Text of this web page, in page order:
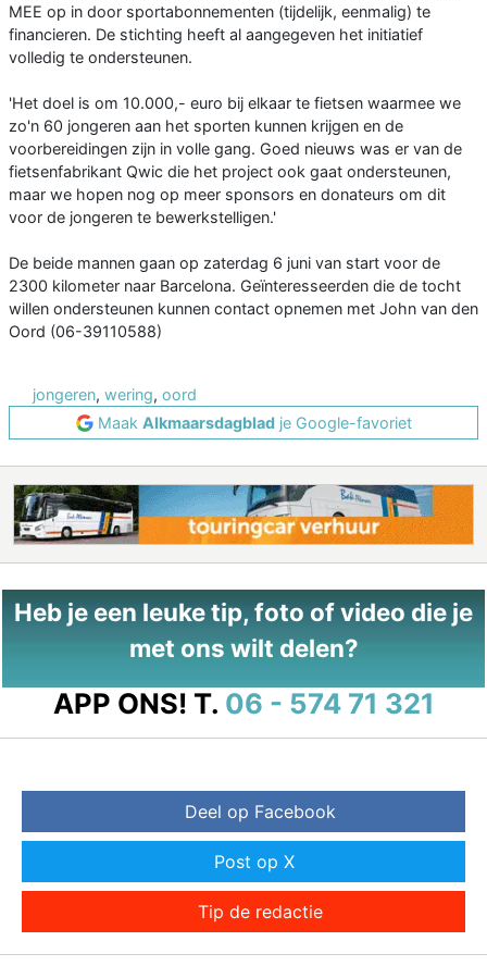
MEE op in door sportabonnementen (tijdelijk, eenmalig) te
financieren. De stichting heeft al aangegeven het initiatief
volledig te ondersteunen.
'Het doel is om 10.000,- euro bij elkaar te fietsen waarmee we
zo'n 60 jongeren aan het sporten kunnen krijgen en de
voorbereidingen zijn in volle gang. Goed nieuws was er van de
fietsenfabrikant Qwic die het project ook gaat ondersteunen,
maar we hopen nog op meer sponsors en donateurs om dit
voor de jongeren te bewerkstelligen.'
De beide mannen gaan op zaterdag 6 juni van start voor de
2300 kilometer naar Barcelona. Geïnteresseerden die de tocht
willen ondersteunen kunnen contact opnemen met John van den
Oord (06-39110588)
jongeren, wering, oord
Maak Alkmaarsdagbladje Google-favoriet
Heb je een leuke tip, foto of video die je
met ons wilt delen?
APP ONS! T. 06 - 574 71 321
Deel op Facebook
Post op X
Tip de redactie